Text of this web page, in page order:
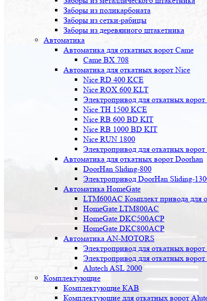
Заборы из поликарбоната
Заборы из сетки-рабицы
Заборы из деревянного штакетника
Автоматика
Автоматика для откатных ворот Came
Came BX 708
Автоматика для откатных ворот Nice
Nice RD 400 KCE
Nice ROX 600 KLT
Электропривод для откатных
Nice TH 1500 KCE
Nice RB 600 BD KIT
Nice RB 1000 BD KIT
Nice RUN 1800
Электропривод для откатных
Автоматика для откатных ворот Doorhan
DoorHan Sliding-800
Электропривод DoorHan Sliding-
Автоматика HomeGate
LTM600AC Комплект привода для
HomeGate LTM800AC
HomeGate DKC500ACP
HomeGate DKC800ACP
Автоматика AN-MOTORS
Электропривод для откатных
Электропривод для откатных
Alutech ASL 2000
Комплектующие
Комплектующие КАВ
Комплектующие для откатных ворот